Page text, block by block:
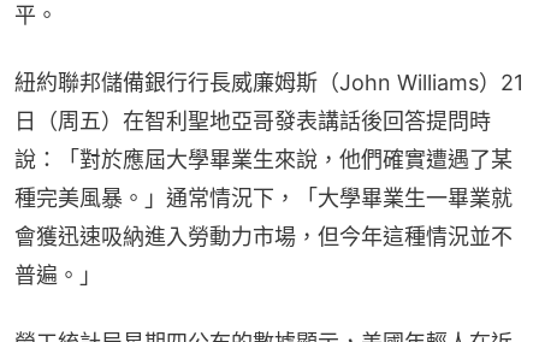
平。
紐約聯邦儲備銀行行長威廉姆斯（John Williams）21
日（周五）在智利聖地亞哥發表講話後回答提問時
說：「對於應屆大學畢業生來說，他們確實遭遇了某
種完美風暴。」通常情況下，「大學畢業生一畢業就
會獲迅速吸納進入勞動力市場，但今年這種情況並不
普遍。」